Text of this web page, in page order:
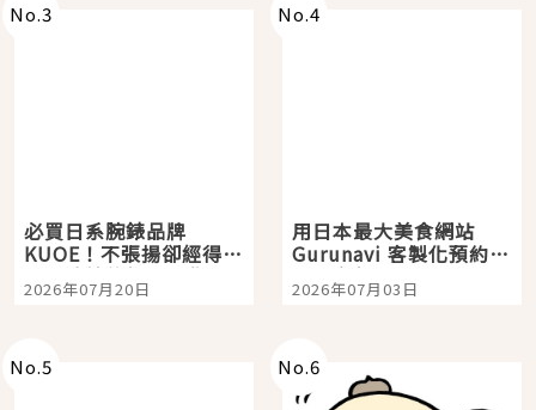
No.3
必買日系腕錶品牌
KUOE！不張揚卻經得起
時間洗鍊的經典之作五
選
2026年07月20日
No.4
用日本最大美食網站
Gurunavi 客製化預約九
大都市餐廳，打造專屬
美食體驗！
2026年07月03日
No.5 No.6